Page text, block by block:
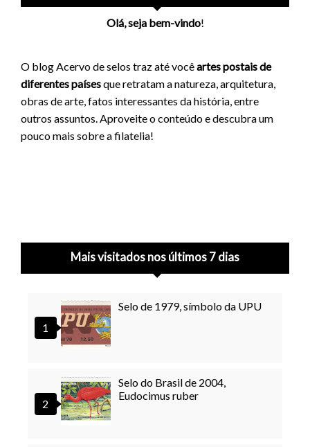
Olá, seja bem-vindo!
O blog Acervo de selos traz até vocêartes postais de
diferentes paísesque retratam a natureza, arquitetura,
obras de arte, fatos interessantes da história, entre
outros assuntos. Aproveite o conteúdo e descubra um
pouco mais sobre a filatelia!
Mais visitados nos últimos 7 dias
Selo de 1979, símbolo da UPU
Selo do Brasil de 2004,
Eudocimus ruber